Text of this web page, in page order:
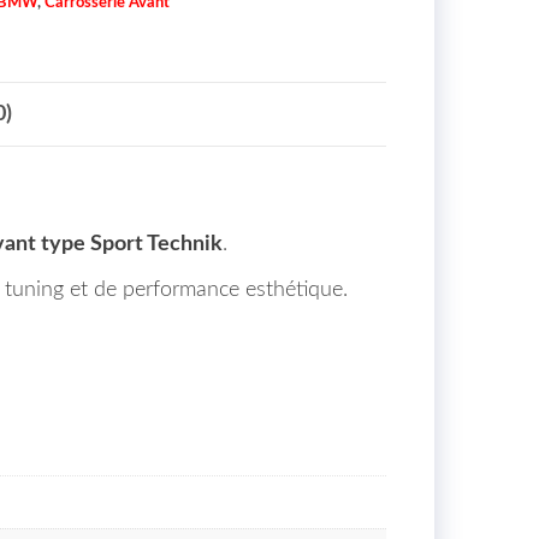
type Sport Technik.
et de performance esthétique.